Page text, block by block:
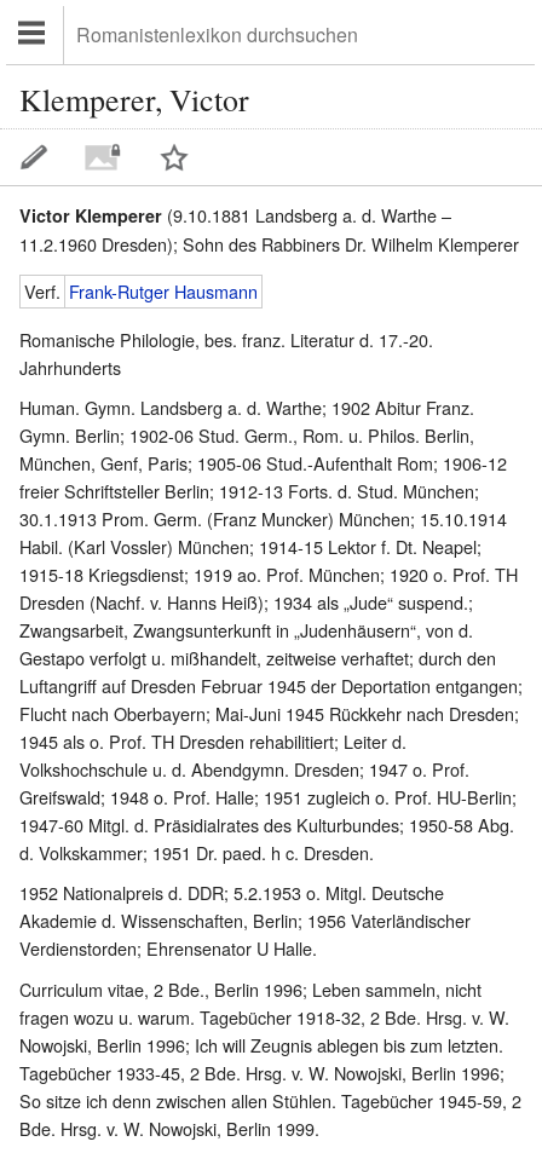
Klemperer, Victor
Victor Klemperer (9.10.1881 Landsberg a. d. Warthe –
11.2.1960 Dresden); Sohn des Rabbiners Dr. Wilhelm Klemperer
Verf. Frank-Rutger Hausmann
Romanische Philologie, bes. franz. Literatur d. 17.-20.
Jahrhunderts
Human. Gymn. Landsberg a. d. Warthe; 1902 Abitur Franz.
Gymn. Berlin; 1902-06 Stud. Germ., Rom. u. Philos. Berlin,
München, Genf, Paris; 1905-06 Stud.-Aufenthalt Rom; 1906-12
freier Schriftsteller Berlin; 1912-13 Forts. d. Stud. München;
30.1.1913 Prom. Germ. (Franz Muncker) München; 15.10.1914
Habil. (Karl Vossler) München; 1914-15 Lektor f. Dt. Neapel;
1915-18 Kriegsdienst; 1919 ao. Prof. München; 1920 o. Prof. TH
Dresden (Nachf. v. Hanns Heiß); 1934 als „Jude“ suspend.;
Zwangsarbeit, Zwangsunterkunft in „Judenhäusern“, von d.
Gestapo verfolgt u. mißhandelt, zeitweise verhaftet; durch den
Luftangriff auf Dresden Februar 1945 der Deportation entgangen;
Flucht nach Oberbayern; Mai-Juni 1945 Rückkehr nach Dresden;
1945 als o. Prof. TH Dresden rehabilitiert; Leiter d.
Volkshochschule u. d. Abendgymn. Dresden; 1947 o. Prof.
Greifswald; 1948 o. Prof. Halle; 1951 zugleich o. Prof. HU-Berlin;
1947-60 Mitgl. d. Präsidialrates des Kulturbundes; 1950-58 Abg.
d. Volkskammer; 1951 Dr. paed. h c. Dresden.
1952 Nationalpreis d. DDR; 5.2.1953 o. Mitgl. Deutsche
Akademie d. Wissenschaften, Berlin; 1956 Vaterländischer
Verdienstorden; Ehrensenator U Halle.
Curriculum vitae, 2 Bde., Berlin 1996; Leben sammeln, nicht
fragen wozu u. warum. Tagebücher 1918-32, 2 Bde. Hrsg. v. W.
Nowojski, Berlin 1996; Ich will Zeugnis ablegen bis zum letzten.
Tagebücher 1933-45, 2 Bde. Hrsg. v. W. Nowojski, Berlin 1996;
So sitze ich denn zwischen allen Stühlen. Tagebücher 1945-59, 2
Bde. Hrsg. v. W. Nowojski, Berlin 1999.